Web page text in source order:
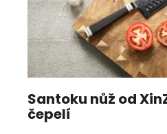
Santoku nůž od
čepelí